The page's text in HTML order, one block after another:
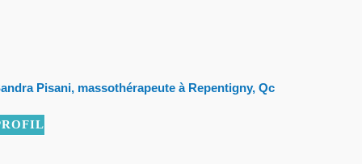
Pisani, massothérapeute à Repentigny, Qc